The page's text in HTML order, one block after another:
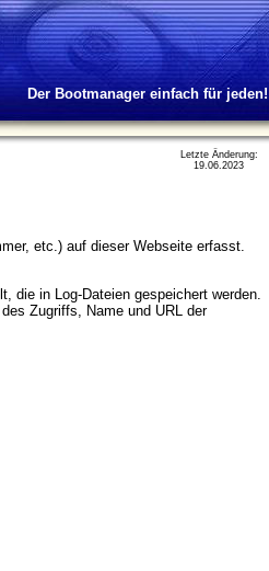
Der Bootmanager einfach für jeden!
Letzte Änderung:
19.06.2023
etc.) auf dieser Webseite erfasst.
die in Log-Dateien gespeichert werden.
Zugriffs, Name und URL der